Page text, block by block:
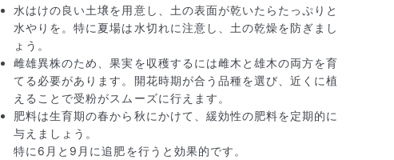
水はけの良い土壌を用意し、土の表面が乾いたらたっぷりと
水やりを。特に夏場は水切れに注意し、土の乾燥を防ぎまし
ょう。
雌雄異株のため、果実を収穫するには雌木と雄木の両方を育
てる必要があります。開花時期が合う品種を選び、近くに植
えることで受粉がスムーズに行えます。
肥料は生育期の春から秋にかけて、緩効性の肥料を定期的に
与えましょう。
特に6月と9月に追肥を行うと効果的です。